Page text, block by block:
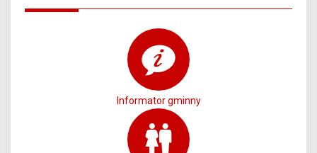
Informator gminny